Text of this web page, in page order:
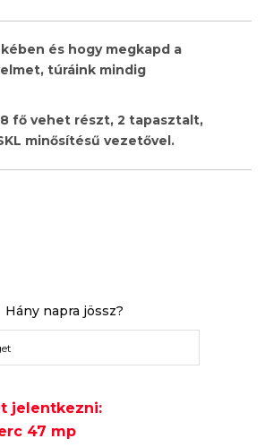
és hogy megkapd a
túráink mindig
fő vehet részt, 2 tapasztalt,
minősítésű vezetővel.
Hány napra jössz?
jelentkezni:
47 mp